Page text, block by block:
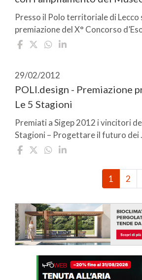
Presso il Polo territoriale di Lecco
premiazione del X° Concorso
29/02/2012
POLI.design - Premiazione
Le 5 Stagioni
Premiati a Sigep 2012 i vincitori
Stagioni – Progettare il futuro dei
1 2